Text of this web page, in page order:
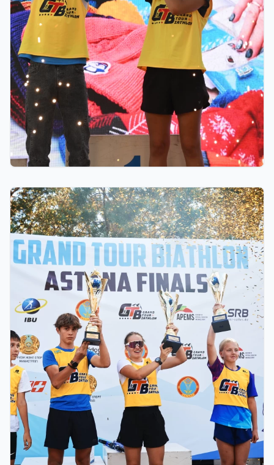
10 миллионов тенге областям, премии от
Ербола Хамитова и хрустальные кубки: как
прошел финал GRAND TOUR BIATHLON в
Астане